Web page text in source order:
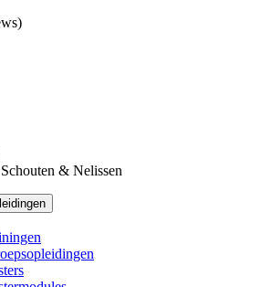
Schouten & Nelissen